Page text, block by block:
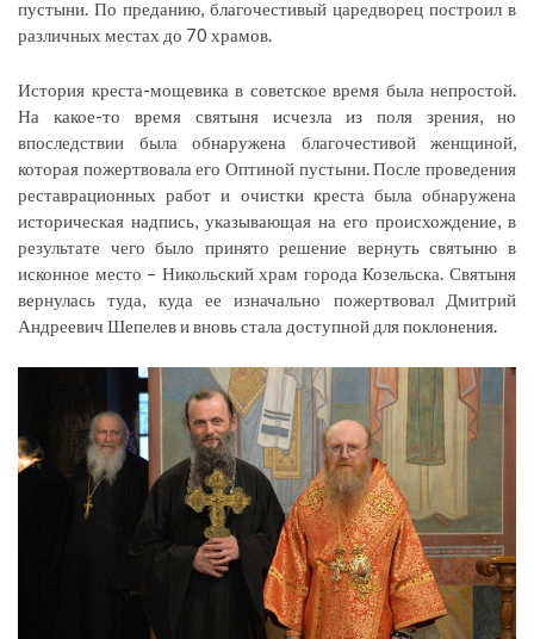
пустыни. По преданию, благочестивый царедворец построил в
различных местах до 70 храмов.
История креста-мощевика в советское время была непростой.
На какое-то время святыня исчезла из поля зрения, но
впоследствии была обнаружена благочестивой женщиной,
которая пожертвовала его Оптиной пустыни. После проведения
реставрационных работ и очистки креста была обнаружена
историческая надпись, указывающая на его происхождение, в
результате чего было принято решение вернуть святыню в
исконное место – Никольский храм города Козельска. Святыня
вернулась туда, куда ее изначально пожертвовал Дмитрий
Андреевич Шепелев и вновь стала доступной для поклонения.